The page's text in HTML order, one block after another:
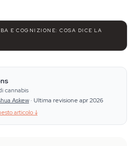
E COGNIZIONE: COSA DICE LA
cannabis
Askew · Ultima revisione apr 2026
articolo↓